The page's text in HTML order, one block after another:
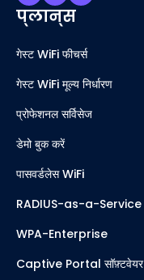
प्लान्स
गेस्ट WiFi फीचर्स
गेस्ट WiFi मूल्य निर्धारण
प्रोफेशनल सर्विसेज
डेमो बुक करें
पासवर्डलेस WiFi
RADIUS-as-a-Service
WPA-Enterprise
Captive Portal सॉफ़्टवेयर